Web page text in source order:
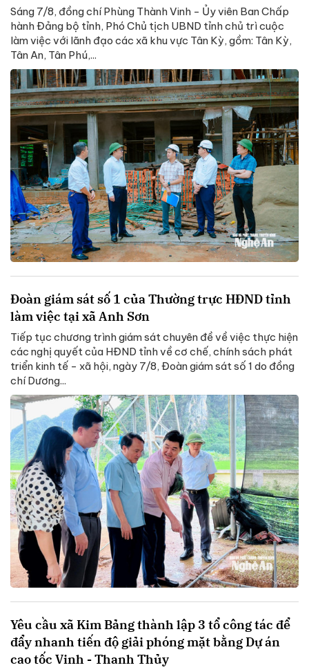
Sáng 7/8, đồng chí Phùng Thành Vinh - Ủy viên Ban Chấp
hành Đảng bộ tỉnh, Phó Chủ tịch UBND tỉnh chủ trì cuộc
làm việc với lãnh đạo các xã khu vực Tân Kỳ, gồm: Tân Kỳ,
Tân An, Tân Phú,...
Đoàn giám sát số 1 của Thường trực HĐND tỉnh
làm việc tại xã Anh Sơn
Tiếp tục chương trình giám sát chuyên đề về việc thực hiện
các nghị quyết của HĐND tỉnh về cơ chế, chính sách phát
triển kinh tế - xã hội, ngày 7/8, Đoàn giám sát số 1 do đồng
chí Dương...
Yêu cầu xã Kim Bảng thành lập 3 tổ công tác để
đẩy nhanh tiến độ giải phóng mặt bằng Dự án
cao tốc Vinh - Thanh Thủy